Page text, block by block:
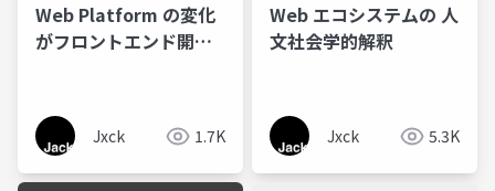
Web Platform の変化
がフロントエンド開発
Jxck 1.7K
Web エコシステムの 人
文社会学的解釈
Jxck 5.3K